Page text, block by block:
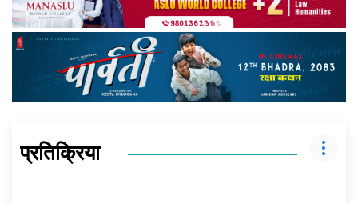
प्रतिक्रिया